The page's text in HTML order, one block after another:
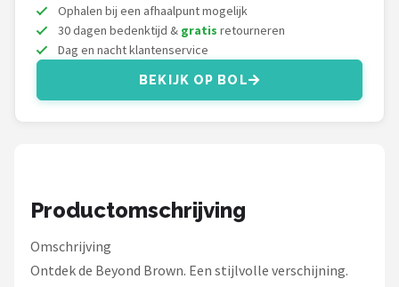
Montuurtjevoorjou
Fako Fashion®
Guess
Zonnebril Dames
Alle merken →
Ophalen bij een afhaalpunt mogelijk
30 dagen bedenktijd & gratis retourneren
Dag en nacht klantenservice
BEKIJK OP BOL
Productomschrijving
Omschrijving
Ontdek de Beyond Brown. Een stijlvolle verschijning.